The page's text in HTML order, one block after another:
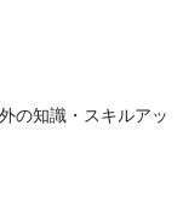
の知識・スキルアッ